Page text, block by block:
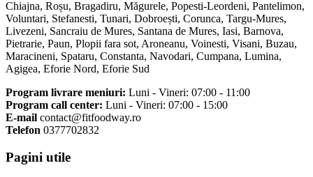
Chiajna, Roșu, Bragadiru, Măgurele, Popesti-Leordeni, Pantelimon,
Voluntari, Stefanesti, Tunari, Dobroești, Corunca, Targu-Mures,
Livezeni, Sancraiu de Mures, Santana de Mures, Iasi, Barnova,
Pietrarie, Paun, Plopii fara sot, Aroneanu, Voinesti, Visani, Buzau,
Maracineni, Spataru, Constanta, Navodari, Cumpana, Lumina,
Agigea, Eforie Nord, Eforie Sud
Program livrare meniuri: Luni - Vineri: 07:00 - 11:00
Program call center: Luni - Vineri: 07:00 - 15:00
E-mail contact@fitfoodway.ro
Telefon 0377702832
Pagini utile